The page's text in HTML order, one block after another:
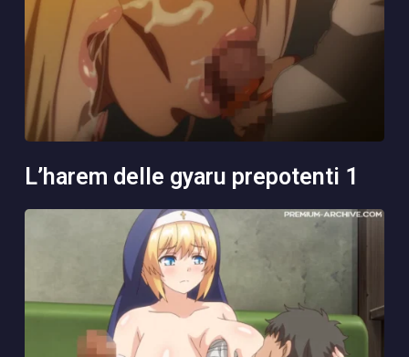
l’harem delle gyaru prepotenti 1